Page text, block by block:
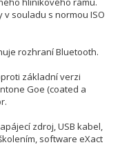
v souladu s normou ISO
rozhraní Bluetooth.
základní verzi
Goe (coated a
zdroj, USB kabel,
software eXact